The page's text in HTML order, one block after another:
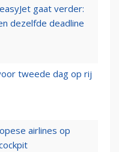
gaat verder:
dezelfde deadline
tweede dag op rij
airlines op